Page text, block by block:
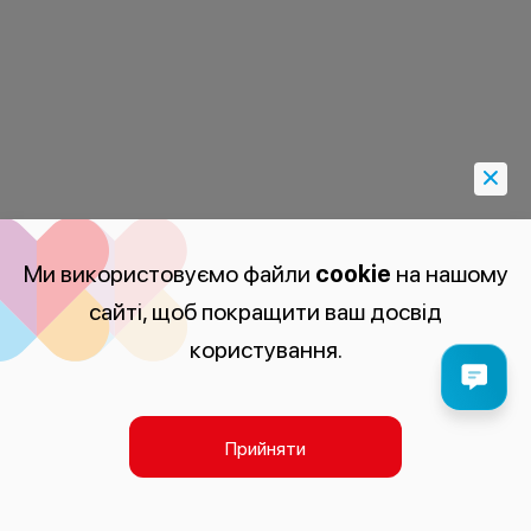
Ми використовуємо файли cookie на нашому
сайті, щоб покращити ваш досвід
користування.
Прийняти